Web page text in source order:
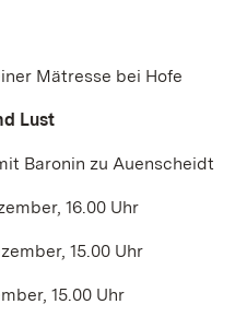
Mätresse bei Hofe
Lust
Baronin zu Auenscheidt
16.00 Uhr
15.00 Uhr
15.00 Uhr